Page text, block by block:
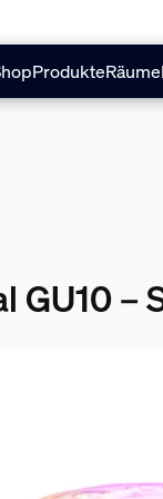
ProdukteRäume
GU10 –